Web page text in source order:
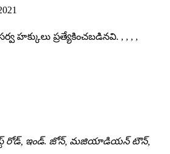
హక్కులు ప్రత్యేకించబడినవి. , , , ,
రోడ్, ఇండ్. జోన్, మజియాడియన్ టౌన్,